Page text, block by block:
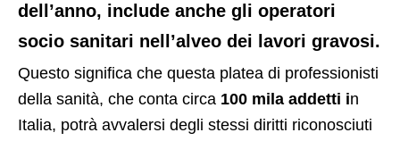
dell’anno, include anche gli operatori
socio sanitari nell’alveo dei lavori gravosi.
Questo significa che questa platea di professionisti
della sanità, che conta circa 100 mila addetti in
Italia, potrà avvalersi degli stessi diritti riconosciuti